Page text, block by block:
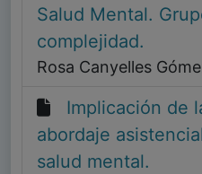
Salud Mental.
complejidad.
Rosa Canyelles
Implicación de
abordaje
salud mental.